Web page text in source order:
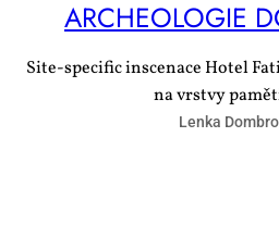
AR­CHE­O­LO­GIE
Site-specific inscenace Hotel
na vrstvy
Lenka